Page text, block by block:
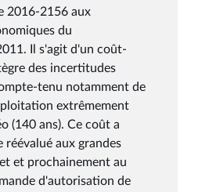
2016-2156 aux
du
Il s'agit d'un coût-
des incertitudes
tenu notamment de
extrêmement
(140 ans). Ce coût a
réévalué aux grandes
et prochainement au
d'autorisation de